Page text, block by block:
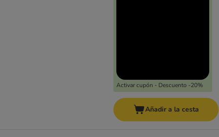
Activar cupón - Descuento -20%
Añadir a la cesta